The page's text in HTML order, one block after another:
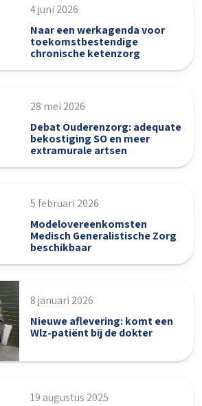
4 juni 2026
Naar een werkagenda voor
toekomstbestendige
chronische ketenzorg
28 mei 2026
Debat Ouderenzorg: adequate
bekostiging SO en meer
extramurale artsen
5 februari 2026
Modelovereenkomsten
Medisch Generalistische Zorg
beschikbaar
8 januari 2026
Nieuwe aflevering: komt een
Wlz-patiënt bij de dokter
19 augustus 2025